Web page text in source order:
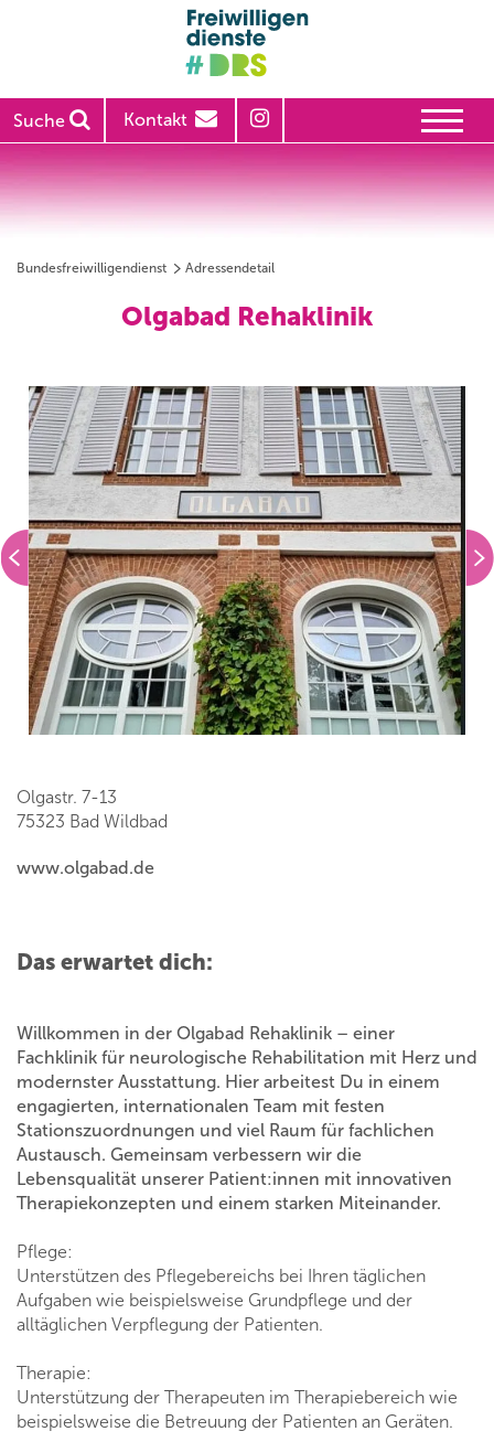
Suche Kontakt
Bundesfreiwilligendienst Adressendetail
Olgabad Rehaklinik
Olgastr. 7-13
75323 Bad Wildbad
www.olgabad.de
Das erwartet dich:
Willkommen in der Olgabad Rehaklinik – einer
Fachklinik für neurologische Rehabilitation mit Herz und
modernster Ausstattung. Hier arbeitest Du in einem
engagierten, internationalen Team mit festen
Stationszuordnungen und viel Raum für fachlichen
Austausch. Gemeinsam verbessern wir die
Lebensqualität unserer Patient:innen mit innovativen
Therapiekonzepten und einem starken Miteinander.
Pflege:
Unterstützen des Pflegebereichs bei Ihren täglichen
Aufgaben wie beispielsweise Grundpflege und der
alltäglichen Verpflegung der Patienten.
Therapie:
Unterstützung der Therapeuten im Therapiebereich wie
beispielsweise die Betreuung der Patienten an Geräten.